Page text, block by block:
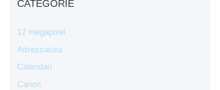
CATEGORIE
12 megapixel
Attrezzatura
Calendari
Canon